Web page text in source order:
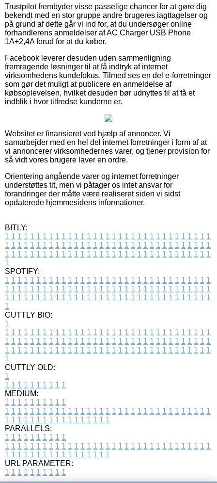
Trustpilot frembyder visse passelige chancer for at gøre dig
bekendt med en stor gruppe andre brugeres iagttagelser og
på grund af dette går vi ind for, at du undersøger online
forhandlerens anmeldelser af AC Charger USB Phone
1A+2,4A forud for at du køber.
Facebook leverer desuden uden sammenligning
fremragende løsninger til at få indtryk af internet
virksomhedens kundefokus. Tilmed ses en del e-forretninger
som gør det muligt at publicere en anmeldelse af
købsoplevelsen, hvilket desuden bør udnyttes til at få et
indblik i hvor tilfredse kunderne er.
Websitet er finansieret ved hjælp af annoncer. Vi
samarbejder med en hel del internet forretninger i form af at
vi annoncerer virksomhedernes varer, og tjener provision for
så vidt vores brugere laver en ordre.
Orientering angående varer og internet forretninger
understøttes tit, men vi påtager os intet ansvar for
forandringer der måtte være realiseret siden vi sidst
opdaterede hjemmesidens informationer.
BITLY:
1 1 1 1 1 1 1 1 1 1 1 1 1 1 1 1 1 1 1 1 1 1 1 1 1 1 1 1 1 1 1 1 1
1 1 1 1 1 1 1 1 1 1 1 1 1 1 1 1 1 1 1 1 1 1 1 1 1 1 1 1 1 1 1 1 1
1 1 1 1 1 1 1 1 1 1 1 1 1 1 1 1 1 1 1 1 1 1 1 1 1 1 1 1 1 1 1 1 1
1
SPOTIFY:
1 1 1 1 1 1 1 1 1 1 1 1 1 1 1 1 1 1 1 1 1 1 1 1 1 1 1 1 1 1 1 1 1
1 1 1 1 1 1 1 1 1 1 1 1 1 1 1 1 1 1 1 1 1 1 1 1 1 1 1 1 1 1 1 1 1
1 1 1 1 1 1 1 1 1 1 1 1 1 1 1 1 1 1 1 1 1 1 1 1 1 1 1 1 1 1 1 1 1
1
CUTTLY BIO:
1
1 1 1 1 1 1 1 1 1 1 1 1 1 1 1 1 1 1 1 1 1 1 1 1 1 1 1 1 1 1 1 1 1
1 1 1 1 1 1 1 1 1 1 1 1 1 1 1 1 1 1 1 1 1 1 1 1 1 1 1 1 1 1 1 1 1
1 1 1 1 1 1 1 1 1 1 1 1 1 1 1 1 1 1 1 1 1 1 1 1 1 1 1 1 1 1 1 1 1
1
CUTTLY OLD:
1
1 1 1 1 1 1 1 1 1 1
MEDIUM:
1 1 1 1 1 1 1 1 1 1
1 1 1 1 1 1 1 1 1 1 1 1 1 1 1 1 1 1 1 1 1 1 1 1 1 1 1 1 1 1 1 1 1
1 1 1 1 1 1 1 1 1 1 1 1 1 1 1 1 1
PARALLELS:
1 1 1 1 1 1 1 1 1 1
1 1 1 1 1 1 1 1 1 1 1 1 1 1 1 1 1 1 1 1 1 1 1 1 1 1 1 1 1 1 1 1 1
1 1 1 1 1 1 1 1 1 1 1 1 1 1 1 1 1
URL PARAMETER:
1 1 1 1 1 1 1 1 1 1